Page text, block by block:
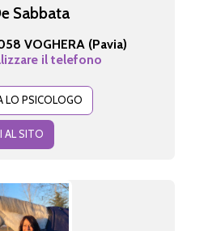
Sabbata
VOGHERA (Pavia)
il telefono
LO PSICOLOGO
AL SITO